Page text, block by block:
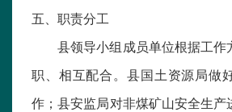
五、职责分工
县领导小组成员单位根据工作
职、相互配合。县国土资源局做
作；县安监局对非煤矿山安全生产